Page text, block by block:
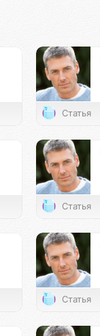
Статья
Статья
Статья